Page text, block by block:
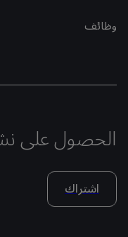
وظائف
الحصول على
اشتراك